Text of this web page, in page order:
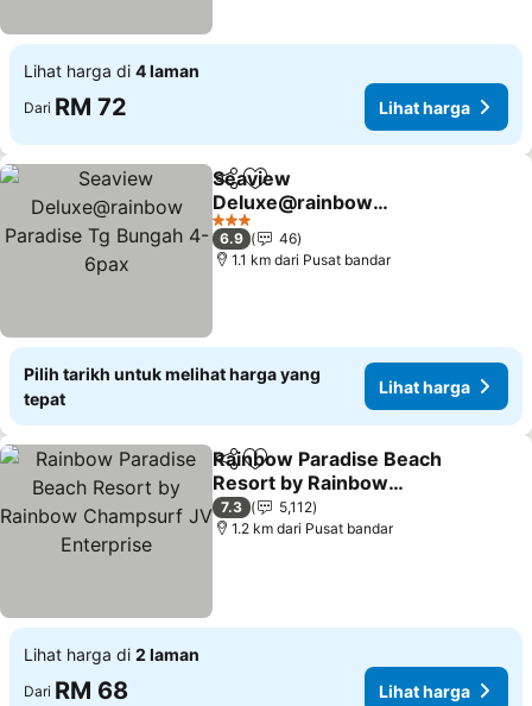
Lihat harga di 4 laman
Dari RM 72 Lihat harga
KongsiTambah ke favorit
Seaview
Deluxe@rainbow
Paradise Tg Bungah 4-
6pax
Lihat harga
3 Bintang
6.9
46
1.1 km dari Pusat bandar
Pilih tarikh untuk melihat harga yang
tepat
Lihat harga
KongsiTambah ke favorit
Rainbow Paradise Beach
Resort by Rainbow
Champsurf JV Enterprise
Lihat harga
7.3
5,112
1.2 km dari Pusat bandar
Lihat harga di 2 laman
Dari RM 68 Lihat harga